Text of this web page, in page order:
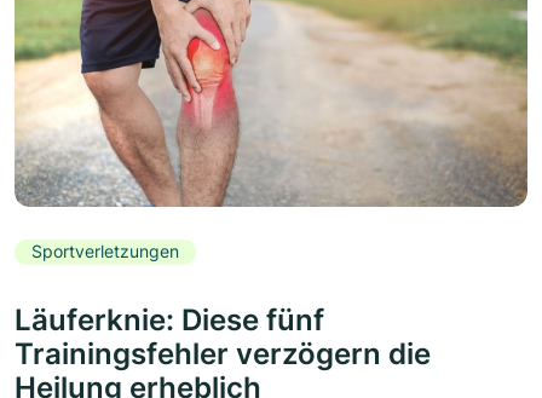
Sportverletzungen
Läuferknie: Diese fünf
Trainingsfehler verzögern die
Heilung erheblich